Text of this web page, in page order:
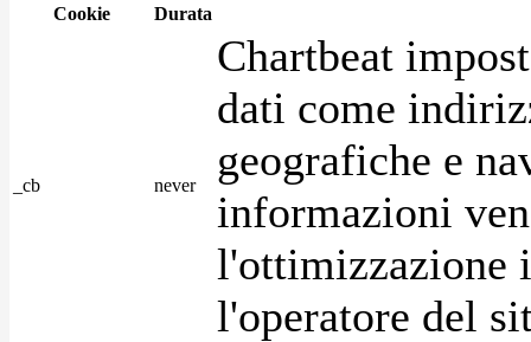
Cookie Durata
_cb never
Chartbeat
dati come
geografiche e
informazioni
l'ottimizzazione
l'operatore del